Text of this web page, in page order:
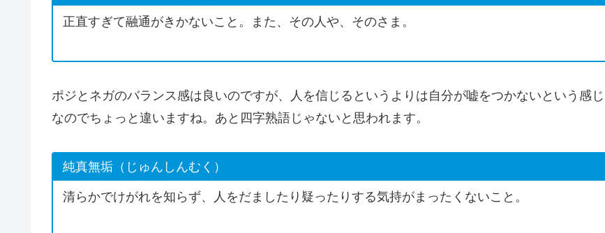
正直すぎて融通がきかないこと。また、その人や、そのさま。
ポジとネガのバランス感は良いのですが、人を信じるというよりは自分が嘘をつかないという感じ
なのでちょっと違いますね。あと四字熟語じゃないと思われます。
純真無垢（じゅんしんむく）
清らかでけがれを知らず、人をだましたり疑ったりする気持がまったくないこと。